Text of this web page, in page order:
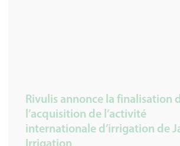
Rivulis annonce la finalisation
l’acquisition de l’activité
internationale d’irrigation de
Irrigation